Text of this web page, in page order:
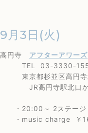
9月3日(火)
高円寺 アフターアワーズ
TEL 03-3330-
東京都杉並区高円寺
JR高円寺駅北口か
・20:00～ 2ステージ
・music charge ￥